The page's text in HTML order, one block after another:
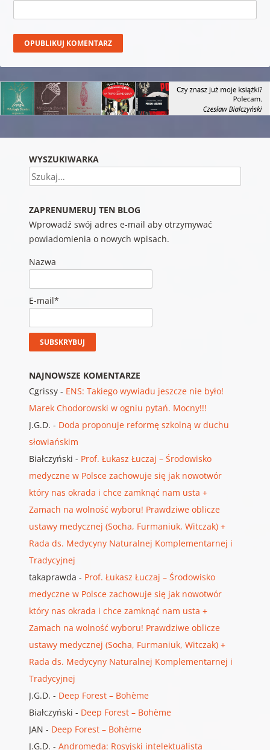
WYSZUKIWARKA
Szukaj
ZAPRENUMERUJ TEN BLOG
Wprowadź swój adres e-mail aby otrzymywać
powiadomienia o nowych wpisach.
Nazwa
E-mail*
NAJNOWSZE KOMENTARZE
Cgrissy- ENS: Takiego wywiadu jeszcze nie było!
Marek Chodorowski w ogniu pytań. Mocny!!!
J.G.D. - Doda proponuje reformę szkolną w duchu
słowiańskim
Białczyński - Prof. Łukasz Łuczaj – Środowisko
medyczne w Polsce zachowuje się jak nowotwór
który nas okrada i chce zamknąć nam usta +
Zamach na wolność wyboru! Prawdziwe oblicze
ustawy medycznej (Socha, Furmaniuk, Witczak) +
Rada ds. Medycyny Naturalnej Komplementarnej i
Tradycyjnej
takaprawda - Prof. Łukasz Łuczaj – Środowisko
medyczne w Polsce zachowuje się jak nowotwór
który nas okrada i chce zamknąć nam usta +
Zamach na wolność wyboru! Prawdziwe oblicze
ustawy medycznej (Socha, Furmaniuk, Witczak) +
Rada ds. Medycyny Naturalnej Komplementarnej i
Tradycyjnej
J.G.D. - Deep Forest – Bohème
Białczyński - Deep Forest – Bohème
JAN - Deep Forest – Bohème
J.G.D. - Andromeda: Rosyjski intelektualista